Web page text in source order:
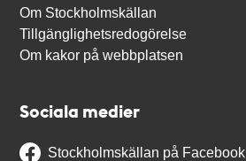
Om Stockholmskällan
Tillgänglighetsredogörelse
Om kakor på webbplatsen
Sociala medier
Stockholmskällan på Facebook